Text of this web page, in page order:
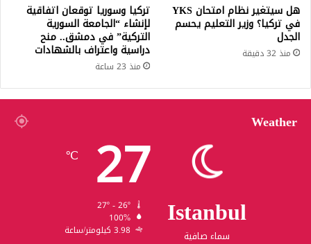
هل سيتغير نظام امتحان YKS
في تركيا؟ وزير التعليم يحسم
الجدل
منذ 32 دقيقة
تركيا وسوريا توقعان اتفاقية
لإنشاء “الجامعة السورية
التركية” في دمشق.. منح
دراسية واعتراف بالشهادات
منذ 23 ساعة
Weather
Istanbul
سماء صافية
27
℃
100%
3.98 كيلومتر/ساعة